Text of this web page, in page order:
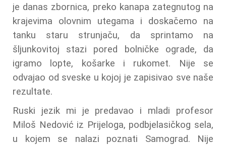
je danas zbornica, preko kanapa zategnutog na
krajevima olovnim utegama i doskačemo na
tanku staru strunjaču, da sprintamo na
šljunkovitoj stazi pored bolničke ograde, da
igramo lopte, košarke i rukomet. Nije se
odvajao od sveske u kojoj je zapisivao sve naše
rezultate.
Ruski jezik mi je predavao i mladi profesor
Miloš Nedović iz Prijeloga, podbjelasičkog sela,
u kojem se nalazi poznati Samograd. Nije